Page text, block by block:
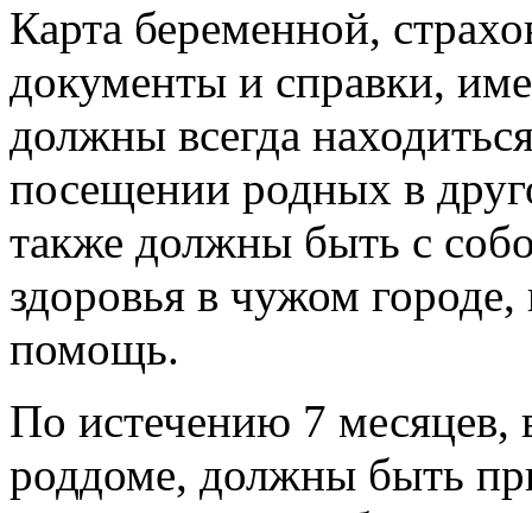
Карта беременной,
документы и справки,
должны всегда
посещении родных в
также должны быть с
здоровья в чужом городе,
помощь.
По истечению 7 месяцев,
роддоме, должны быть